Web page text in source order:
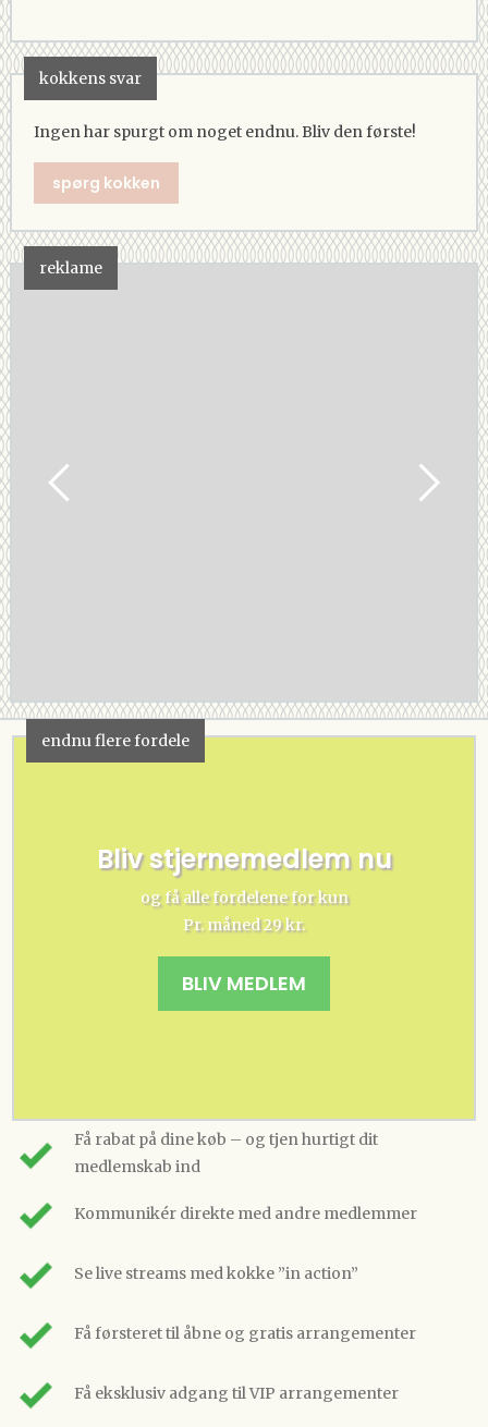
kokkens svar
Ingen har spurgt om noget endnu. Bliv den første!
spørg kokken
reklame
endnu flere fordele
Bliv stjernemedlem nu
og få alle fordelene for kun
Pr. måned 29 kr.
BLIV MEDLEM
Få rabat på dine køb – og tjen hurtigt dit
medlemskab ind
Kommunikér direkte med andre medlemmer
Se live streams med kokke ”in action”
Få førsteret til åbne og gratis arrangementer
Få eksklusiv adgang til VIP arrangementer